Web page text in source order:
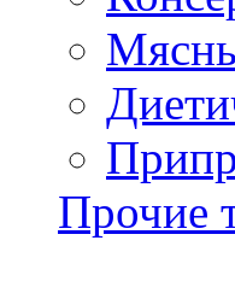
Прочие